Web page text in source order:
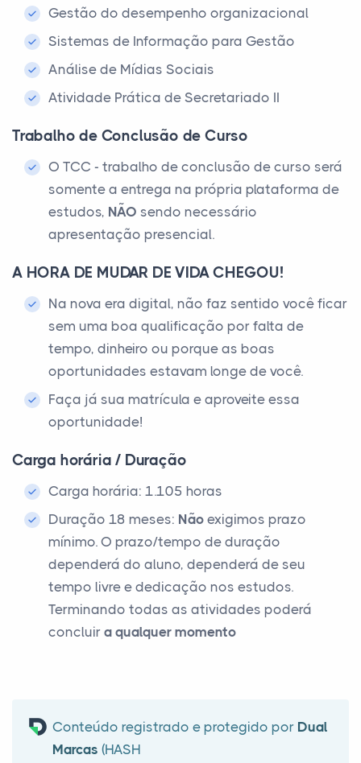
Gestão do desempenho organizacional
Sistemas de Informação para Gestão
Análise de Mídias Sociais
Atividade Prática de Secretariado II
Trabalho de Conclusão de Curso
O TCC - trabalho de conclusão de curso será
somente a entrega na própria plataforma de
estudos, NÃO sendo necessário
apresentação presencial.
A HORA DE MUDAR DE VIDA CHEGOU!
Na nova era digital, não faz sentido você ficar
sem uma boa qualificação por falta de
tempo, dinheiro ou porque as boas
oportunidades estavam longe de você.
Faça já sua matrícula e aproveite essa
oportunidade!
Carga horária / Duração
Carga horária: 1.105 horas
Duração 18 meses: Não exigimos prazo
mínimo. O prazo/tempo de duração
dependerá do aluno, dependerá de seu
tempo livre e dedicação nos estudos.
Terminando todas as atividades poderá
concluir a qualquer momento
Conteúdo registrado e protegido por Dual
Marcas (HASH